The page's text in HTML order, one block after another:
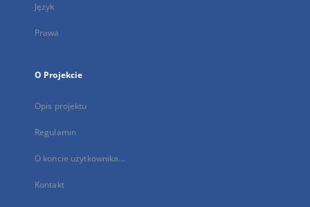
Język
Prawa
O Projekcie
Opis projektu
Regulamin
O koncie użytkownika...
Kontakt